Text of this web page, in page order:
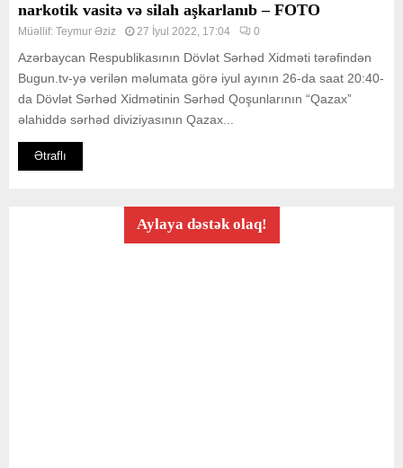
narkotik vasitə və silah aşkarlanıb – FOTO
Müəllif: Teymur Əziz 27 İyul 2022, 17:04 0
Azərbaycan Respublikasının Dövlət Sərhəd Xidməti tərəfindən
Bugun.tv-yə verilən məlumata görə iyul ayının 26-da saat 20:40-
da Dövlət Sərhəd Xidmətinin Sərhəd Qoşunlarının “Qazax”
əlahiddə sərhəd diviziyasının Qazax...
Ətraflı
Aylaya dəstək olaq!